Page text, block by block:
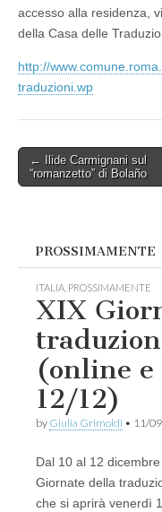
accesso alla residenza,
della Casa delle
http://
traduzioni.wp
Post
navigation
← Ilide Carmignani sul
“romanzetto” di Bolaño
PROSSIMAMENTE
ITALIA PROSSIMAMENTE
XIX
(online
12/12)
by Giulia Grimoldi • 11/
Dal 10 al 12
Giornate della
che si aprirà venerdì